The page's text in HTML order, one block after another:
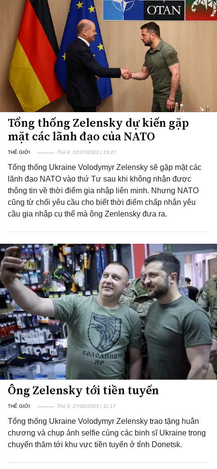
Tổng thống Zelensky dự kiến gặp
mặt các lãnh đạo của NATO
THẾ GIỚI Thứ 4, 12/07/2023 | 19:27
Tổng thống Ukraine Volodymyr Zelensky sẽ gặp mặt các
lãnh đạo NATO vào thứ Tư sau khi không nhận được
thông tin về thời điểm gia nhập liên minh. Nhưng NATO
cũng từ chối yêu cầu cho biết thời điểm chấp nhận yêu
cầu gia nhập cụ thể mà ông Zenlensky đưa ra.
Ông Zelensky tới tiền tuyến
THẾ GIỚI Thứ 3, 27/06/2023 | 11:17
Tổng thống Ukraine Volodymyr Zelensky trao tặng huân
chương và chụp ảnh selfie cùng các binh sĩ Ukraine trong
chuyến thăm tới khu vực tiền tuyến ở tỉnh Donetsk.